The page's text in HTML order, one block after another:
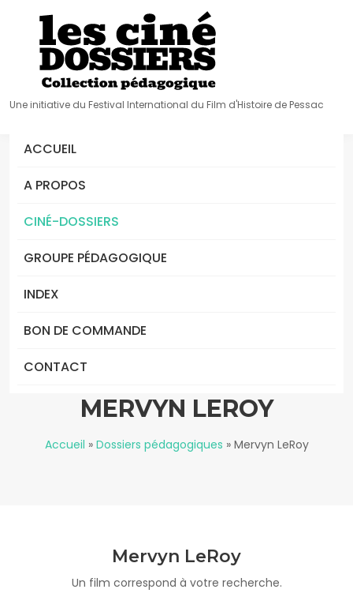
Une initiative du Festival International du Film d'Histoire de Pessac
ACCUEIL
A PROPOS
CINÉ-DOSSIERS
GROUPE PÉDAGOGIQUE
INDEX
BON DE COMMANDE
CONTACT
MERVYN LEROY
Accueil » Dossiers pédagogiques » Mervyn LeRoy
Mervyn LeRoy
Un film correspond à votre recherche.